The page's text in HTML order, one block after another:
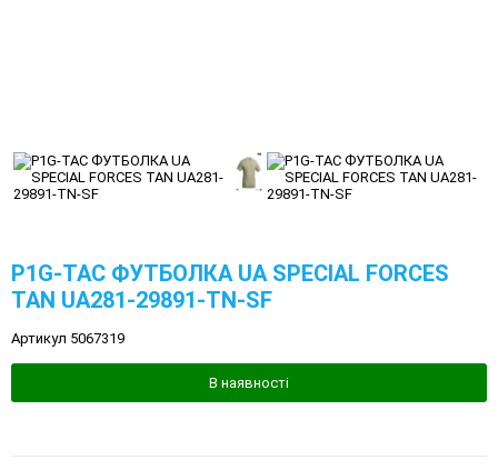
P1G-TAC ФУТБОЛКА UA SPECIAL FORCES
TAN UA281-29891-TN-SF
Артикул 5067319
В наявності